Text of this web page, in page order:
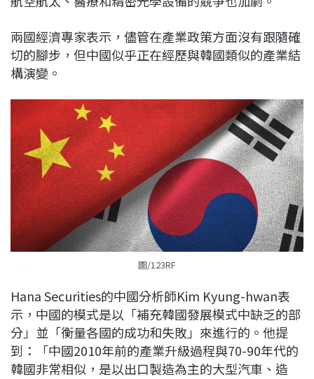
兩國經濟專家表示，儘管在產業政策方面沒有跟隨確
切的腳步，但中國似乎正在經歷與韓國類似的產業結
構演變。
圖/123RF
Hana Securities的中國分析師Kim Kyung-hwan表
示，中國的模式是以「補充韓國發展模式中缺乏的部
分」並「衡量各國的成功和失敗」來進行的。他提
到：「中國2010年前的產業升級過程與70-90年代的
韓國非常相似，是以出口製造為主的大型汽車、造